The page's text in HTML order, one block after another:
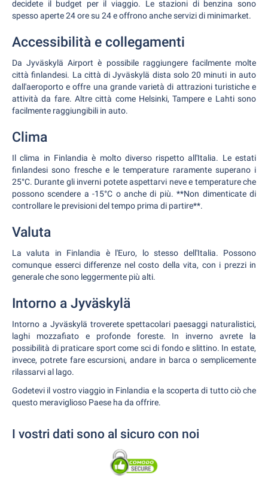
decidete il budget per il viaggio. Le stazioni di benzina sono
spesso aperte 24 ore su 24 e offrono anche servizi di minimarket.
Accessibilità e collegamenti
Da Jyväskylä Airport è possibile raggiungere facilmente molte
città finlandesi. La città di Jyväskylä dista solo 20 minuti in auto
dall'aeroporto e offre una grande varietà di attrazioni turistiche e
attività da fare. Altre città come Helsinki, Tampere e Lahti sono
facilmente raggiungibili in auto.
Clima
Il clima in Finlandia è molto diverso rispetto all'Italia. Le estati
finlandesi sono fresche e le temperature raramente superano i
25°C. Durante gli inverni potete aspettarvi neve e temperature che
possono scendere a -15°C o anche di più. **Non dimenticate di
controllare le previsioni del tempo prima di partire**.
Valuta
La valuta in Finlandia è l'Euro, lo stesso dell'Italia. Possono
comunque esserci differenze nel costo della vita, con i prezzi in
generale che sono leggermente più alti.
Intorno a Jyväskylä
Intorno a Jyväskylä troverete spettacolari paesaggi naturalistici,
laghi mozzafiato e profonde foreste. In inverno avrete la
possibilità di praticare sport come sci di fondo e slittino. In estate,
invece, potrete fare escursioni, andare in barca o semplicemente
rilassarvi al lago.
Godetevi il vostro viaggio in Finlandia e la scoperta di tutto ciò che
questo meraviglioso Paese ha da offrire.
I vostri dati sono al sicuro con noi